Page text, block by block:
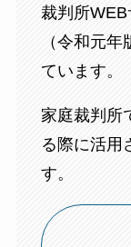
裁判所
（令和元
ています。
家庭裁判所
る際に活用
す。